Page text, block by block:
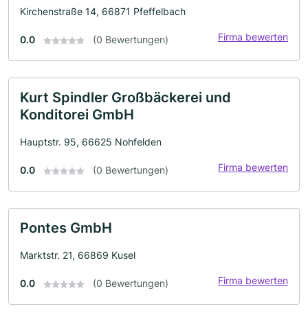
Kirchenstraße 14, 66871 Pfeffelbach
0.0 (0 Bewertungen) Firma bewerten
Kurt Spindler Großbäckerei und
Konditorei GmbH
Hauptstr. 95, 66625 Nohfelden
0.0 (0 Bewertungen) Firma bewerten
Pontes GmbH
Marktstr. 21, 66869 Kusel
0.0 (0 Bewertungen) Firma bewerten